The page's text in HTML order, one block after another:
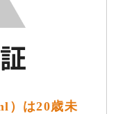
）は20歳未